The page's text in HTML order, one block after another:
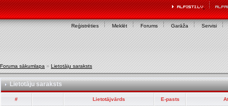
Reģistrēties Meklēt Forums Garāža Servisi
Foruma sākumlapa » Lietotāju saraksts
Lietotāju saraksts
# Lietotājvārds E-pasts